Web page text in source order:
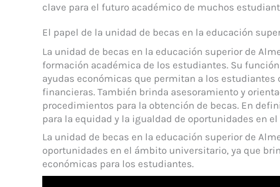
clave para el futuro académico de muchos
El papel de la unidad de becas en la educación
La unidad de becas en la educación superior de
formación académica de los estudiantes. Su
ayudas económicas que permitan a los
financieras. También brinda asesoramiento y
procedimientos para la obtención de becas. En
para la equidad y la igualdad de oportunidades en
La unidad de becas en la educación superior de
oportunidades en el ámbito universitario, ya que
económicas para los estudiantes.